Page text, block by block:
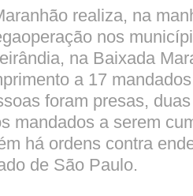
realiza, na
nos
na Baixada
a 17
foram presas,
mandados a serem
há ordens contra
de São Paulo.